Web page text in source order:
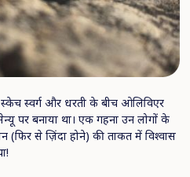
स्वर्ग और धरती के बीच ओलिविएर
पर बनाया था। एक गहना उन लोगों के
(फिर से ज़िंदा होने) की ताकत में विश्वास